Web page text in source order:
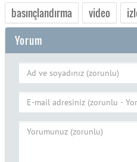
basınçlandırma
video
Yorum